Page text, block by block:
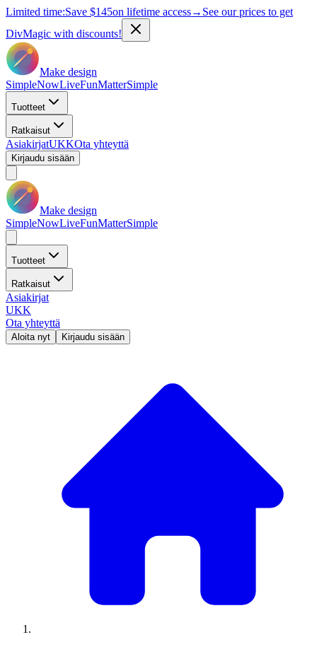
Limited time:Save $145on lifetime access→ See our prices to get
DivMagic with discounts!
Make design
SimpleNowLiveFunMatterSimple
Tuotteet
Ratkaisut
AsiakirjatUKKOta yhteyttä
Kirjaudu sisään
Make design
SimpleNowLiveFunMatterSimple
Tuotteet
Ratkaisut
Asiakirjat
UKK
Ota yhteyttä
Aloita nyt Kirjaudu sisään